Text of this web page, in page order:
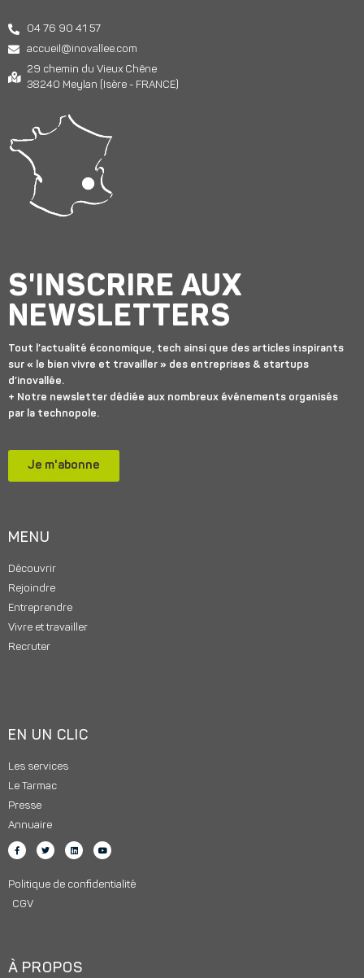
04 76 90 41 57
accueil@inovallee.com
29 chemin du Vieux Chêne
38240 Meylan (Isère - FRANCE)
S'INSCRIRE AUX
NEWSLETTERS
Tout l’actualité économique, tech ainsi que des articles inspirants
sur « le bien vivre et travailler » des entreprises & startups
d’inovallée.
+ Notre newsletter dédiée aux nombreux événements organisés
par la technopole.
Je m'abonne
MENU
Découvrir
Rejoindre
Entreprendre
Vivre et travailler
Recruter
EN UN CLIC
Les services
Le Tarmac
Presse
Annuaire
Politique de confidentialité
CGV
À PROPOS